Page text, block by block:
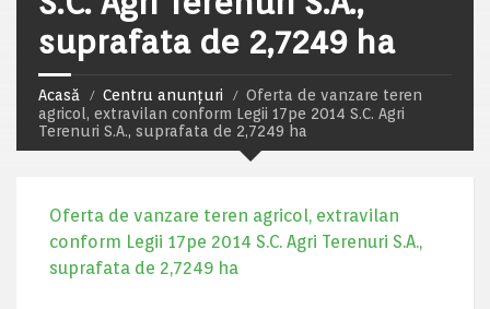
suprafata de 2,7249 ha
Acasă Centru anunțuri
Oferta de vanzare teren
agricol, extravilan conform Legii 17pe 2014 S.C. Agri
Terenuri S.A., suprafata de 2,7249 ha
Oferta de vanzare teren agricol, extravilan
conform Legii 17pe 2014 S.C. Agri Terenuri S.A.,
suprafata de 2,7249 ha